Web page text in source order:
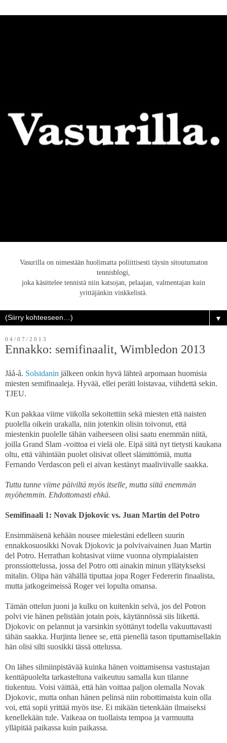
Vasurilla on nimestään huolimatta poliittisesti täysin sitoutumaton
tennisblogi,
joka käsittelee tennistä niin katsojan, pelaajan, valmentajan kuin
yrittäjänkin vinkkelistä.
▼
04/07/2013
Ennakko: semifinaalit, Wimbledon 2013
Jåå-å. Solsidanin jälkeen onkin hyvä lähteä arpomaan huomisia
miesten semifinaaleja. Hyvää, ellei peräti loistavaa, viihdettä sekin.
TJEU.
Kun pakkaa viime viikolla sekoitettiin sekä miesten että naisten
puolella oikein urakalla, niin jotenkin olisin toivonut, että
miestenkin puolelle tähän vaiheeseen olisi saatu enemmän niitä,
joilla Grand Slam -voittoa ei vielä ole. Eipä siitä nyt tietysti kaukana
oltu, että vähintään puolet olisivat olleet slämittömiä, mutta
Fernando Verdascon peli ei aivan kestänyt maaliviivalle saakka.
Tuttu tunne viime päiviltä myös itselle, mutta siitä enemmän
myöhemmin. Ehdottomasti ehkä.
Semifinaali 1: Novak Djokovic vs. Juan Martin del Potro
Ensimmäisenä kehään nousee mielestäni edelleen suurin
ennakkosuosikki Novak Djokovic ja polvivaivainen Juan Martin
del Potro. Herrathan kohtasivat viime vuonna olympialaisten
pronssiottelussa, jossa del Potro otti ainakin minun yllätykseksi
mitalin. Olipa hän vähällä tiputtaa jopa Roger Federerin finaalista,
mutta jatkogeimeissä Roger vei lopulta omansa.
Tämän ottelun juoni ja kulku on kuitenkin selvä, jos del Potron
polvi vie hänen pelistään jotain pois, käytännössä siis liikettä.
Djokovic on pelannut ja varsinkin syöttänyt todella vakuuttavasti
tähän saakka. Hurjinta lienee se, että pienellä tason tiputtamisellakin
hän olisi silti suosikki tässä ottelussa.
On lähes silmiinpistävää kuinka hänen voittamisensa vastustajan
kenttäpuolelta tarkasteltuna vaikeutuu samalla kun tilanne
tiukentuu. Voisi väittää, että hän voittaa paljon olemalla Novak
Djokovic, mutta onhan hänen pelinsä niin robottimaista kuin olla
voi, että sopii yrittää myös itse. Ei mikään tietenkään ilmaiseksi
kenellekään tule. Vaikeaa on tuollaista tempoa ja varmuutta
ylläpitää paikassa kuin paikassa.